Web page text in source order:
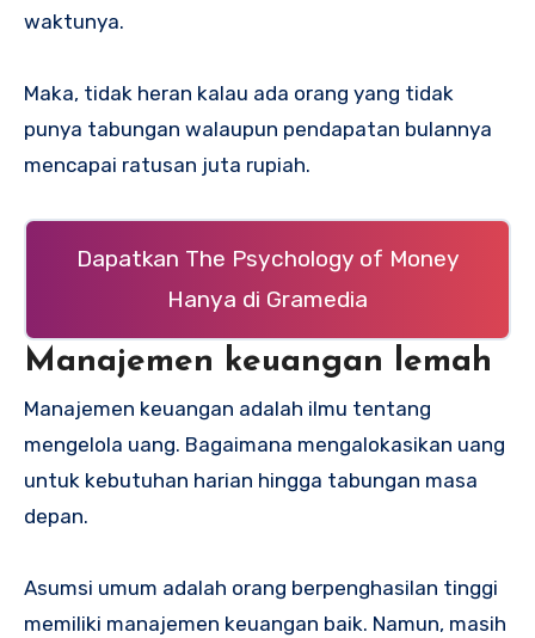
waktunya.
Maka, tidak heran kalau ada orang yang tidak
punya tabungan walaupun pendapatan bulannya
mencapai ratusan juta rupiah.
Dapatkan The Psychology of Money
Hanya di Gramedia
Manajemen keuangan lemah
Manajemen keuangan adalah ilmu tentang
mengelola uang. Bagaimana mengalokasikan uang
untuk kebutuhan harian hingga tabungan masa
depan.
Asumsi umum adalah orang berpenghasilan tinggi
memiliki manajemen keuangan baik. Namun, masih